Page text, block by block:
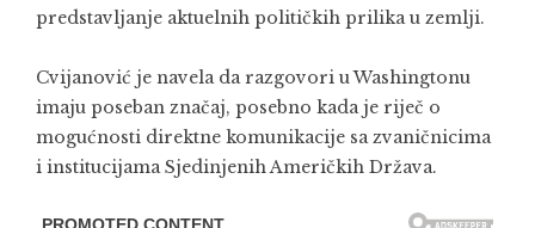
predstavljanje aktuelnih političkih prilika u zemlji.
Cvijanović je navela da razgovori u Washingtonu
imaju poseban značaj, posebno kada je riječ o
mogućnosti direktne komunikacije sa zvaničnicima
i institucijama Sjedinjenih Američkih Država.